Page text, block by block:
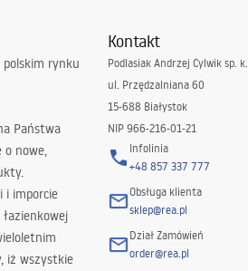
polskim rynku
Państwa
o nowe,
i imporcie
iż wszystkie
Kontakt
Podlasiak Andrzej Cylwik sp. k.
ul. Przędzalniana 60
15-688 Białystok
NIP 966-216-01-21
Infolinia
+48 857 337 777
Obsługa klienta
sklep@rea.pl
Dział Zamówień
order@rea.pl